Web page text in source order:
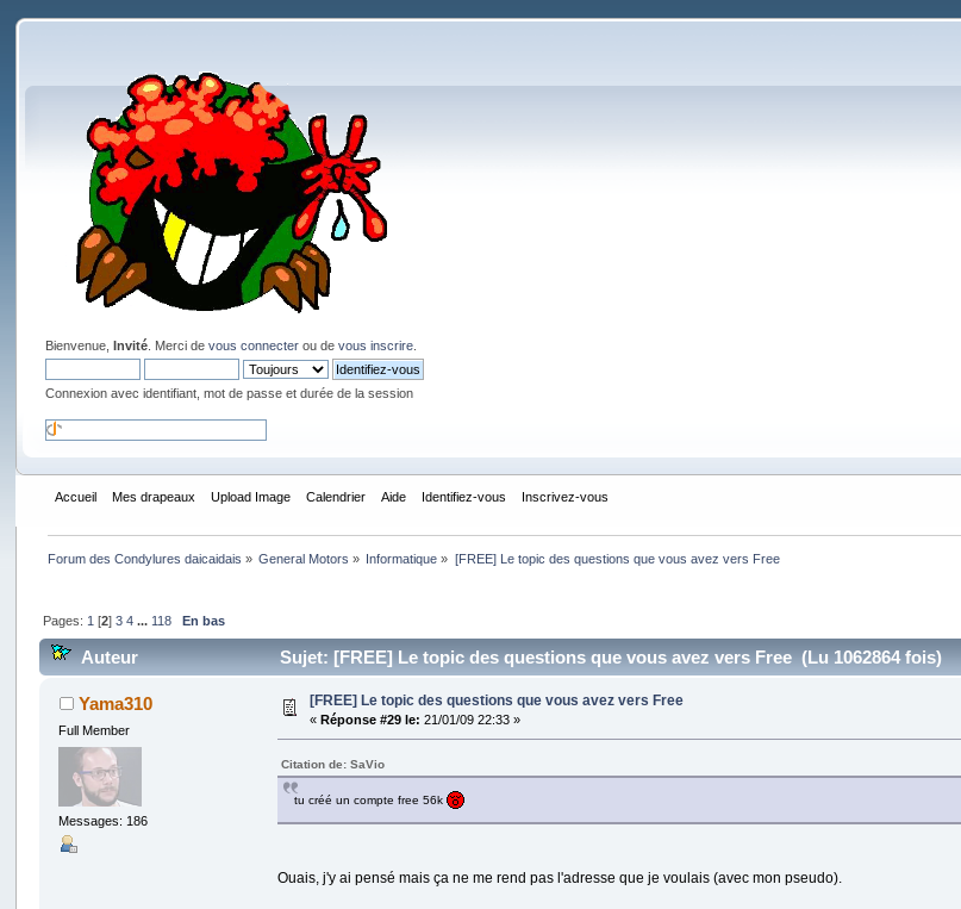
Bienvenue,Invité . Merci devous connecter ou devous inscrire
Connexion avec identifiant, mot de passe et durée de la session
Accueil Mes drapeaux Upload Image Calendrier Aide Identifiez-vous Inscrivez-vous
Forum des Condylures daicaidais » General Motors » Informatique » [FREE] Le topic des questions que vous avez vers Free
Pages: 1 [2] 3 4 ... 118 En bas
Auteur Sujet: [FREE] Le topic des questions que vous avez vers Free (Lu 1062864 fois)
Yama310
Full Member
Messages: 186
[FREE] Le topic des questions que vous avez vers Free
« Réponse #29 le: 21/01/09 22:33 »
Citation de: SaVio
tu créé un compte free 56k
Ouais, j'y ai pensé mais ça ne me rend pas l'adresse que je voulais (avec mon pseudo).